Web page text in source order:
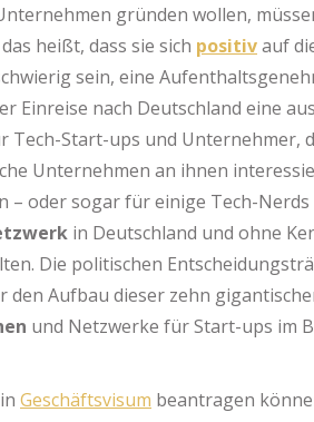
gründen wollen,
heißt, dass sie sich positivauf
sein, eine
Einreise nach Deutschland eine
Tech-Start-ups und Unternehmer,
Unternehmen an ihnen
– oder sogar für einige Tech-
in Deutschland und ohne
Die politischen
den Aufbau dieser zehn
und Netzwerke für Start-ups im
Geschäftsvisum beantragen